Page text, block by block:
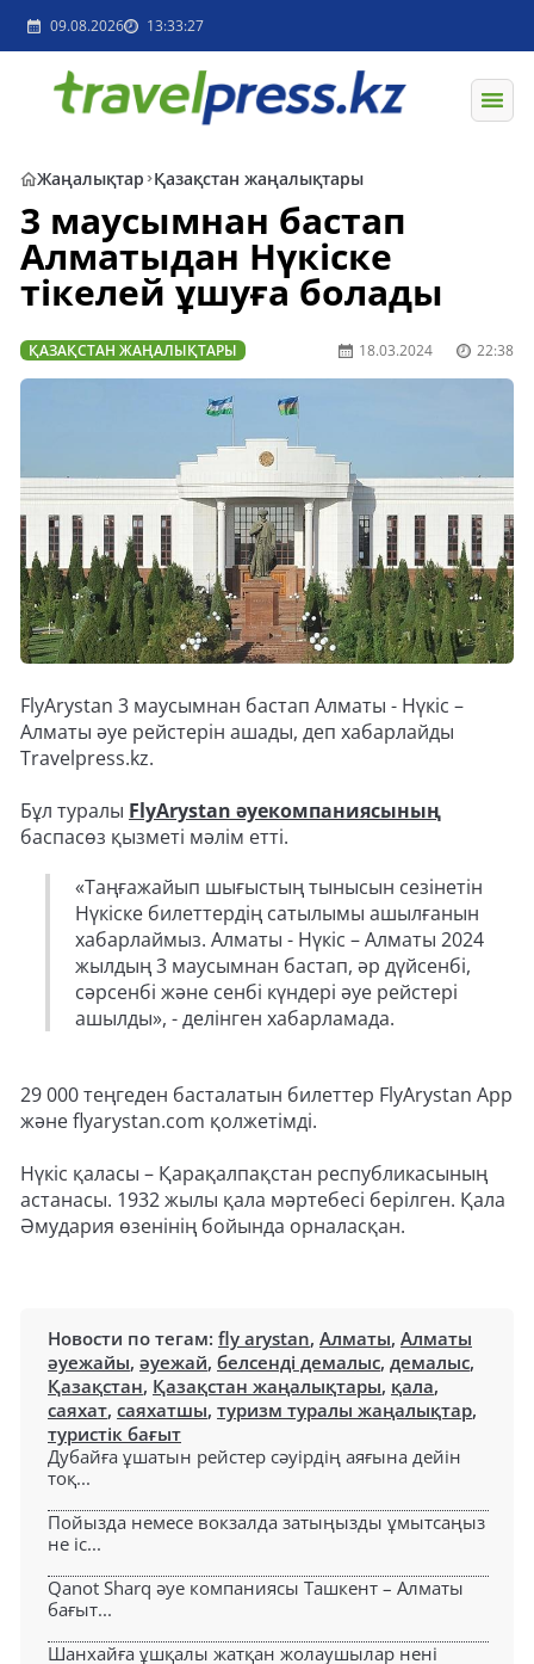
09.08.2026 13:33:27
Жаңалықтар Қазақстан жаңалықтары
3 маусымнан бастап
Алматыдан Нүкіске
тікелей ұшуға болады
ҚАЗАҚСТАН ЖАҢАЛЫҚТАРЫ 18.03.2024 22:38
FlyArystan 3 маусымнан бастап Алматы - Нүкіс –
Алматы әуе рейстерін ашады, деп хабарлайды
Travelpress.kz.
Бұл туралы FlyArystan әуекомпаниясының
баспасөз қызметі мәлім етті.
«Таңғажайып шығыстың тынысын сезінетін
Нүкіске билеттердің сатылымы ашылғанын
хабарлаймыз. Алматы - Нүкіс – Алматы 2024
жылдың 3 маусымнан бастап, әр дүйсенбі,
сәрсенбі және сенбі күндері әуе рейстері
ашылды», - делінген хабарламада.
29 000 теңгеден басталатын билеттер FlyArystan App
және flyarystan.com қолжетімді.
Нүкіс қаласы – Қарақалпақстан республикасының
астанасы. 1932 жылы қала мәртебесі берілген. Қала
Әмудария өзенінің бойында орналасқан.
Новости по тегам: fly arystan, Алматы, Алматы
әуежайы, әуежай, белсенді демалыс, демалыс,
Қазақстан, Қазақстан жаңалықтары, қала,
саяхат, саяхатшы, туризм туралы жаңалықтар,
туристік бағыт
Дубайға ұшатын рейстер сәуірдің аяғына дейін
тоқ...
Пойызда немесе вокзалда затыңызды ұмытсаңыз
не іс...
Qanot Sharq әуе компаниясы Ташкент – Алматы
бағыт...
Шанхайға ұшқалы жатқан жолаушылар нені